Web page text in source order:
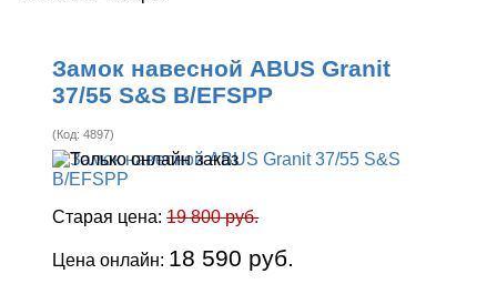
Замок навесной ABUS Granit
37/55 S&S B/EFSPP
(Код:4897)
Старая цена:19 800 руб.
Цена онлайн: 18 590 руб.